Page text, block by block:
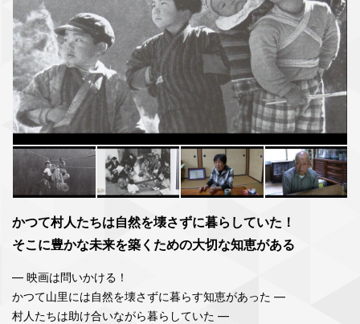
かつて村人たちは自然を壊さずに暮らしていた！
そこに豊かな未来を築くための大切な知恵がある
― 映画は問いかける！
かつて山里には自然を壊さずに暮らす知恵があった ―
村人たちは助け合いながら暮らしていた ―